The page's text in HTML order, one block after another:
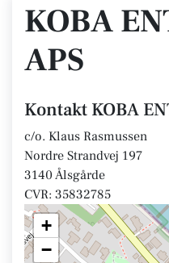
KOBA
APS
Kontakt KOBA
c/o. Klaus Rasmussen
Nordre Strandvej 197
3140 Ålsgårde
CVR: 35832785
+
−